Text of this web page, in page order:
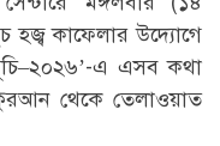
হজ্ব কাফেলার উদ্যোগে
এ এসব কথা
থেকে তেলাওয়াত